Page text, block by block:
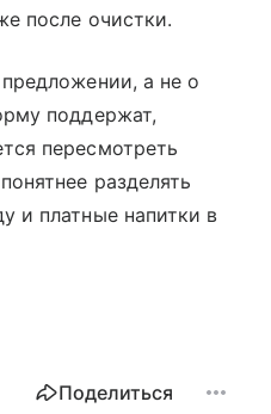
после очистки.
а не о
поддержат,
пересмотреть
разделять
и платные напитки в
Поделиться